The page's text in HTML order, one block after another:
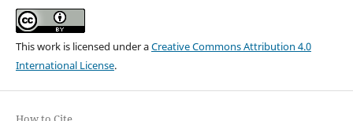
This work is licensed under aCreative Commons Attribution 4.0
International License.